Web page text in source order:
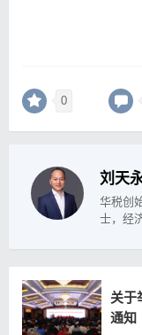
0
刘天
华税创
士，经
关于
通知